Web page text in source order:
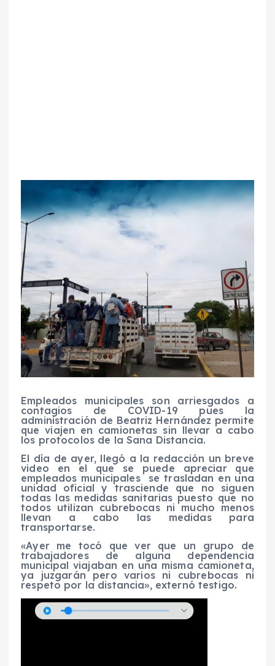
Empleados municipales son arriesgados a
contagios de COVID-19 pues la
administración de Beatriz Hernández permite
que viajen en camionetas sin llevar a cabo
los protocolos de la Sana Distancia.
El día de ayer, llegó a la redacción un breve
video en el que se puede apreciar que
empleados municipales se trasladan en una
unidad oficial y trasciende que no siguen
todas las medidas sanitarias puesto que no
todos utilizan cubrebocas ni mucho menos
llevan a cabo las medidas para
transportarse.
«Ayer me tocó que ver que un grupo de
trabajadores de alguna dependencia
municipal viajaban en una misma camioneta,
ya juzgarán pero varios ni cubrebocas ni
respeto por la distancia», externó testigo.
R